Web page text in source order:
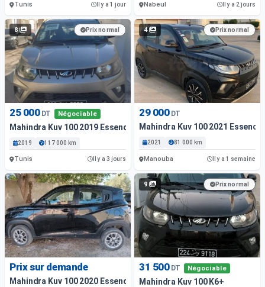
Tunis Il y a 1 jour Nabeul Il y a 2 jours
8 Prix normal
25 000 DT Négociable
Mahindra Kuv 100 2019 Essence
2019 117 000 km
Tunis Il y a 3 jours
4 Prix normal
29 000 DT
Mahindra Kuv 100 2021 Essence
2021 81 000 km
Manouba Il y a 1 semaine
Prix sur demande
Mahindra Kuv 100 2020 Essence
9 Prix normal
31 500 DT Négociable
Mahindra Kuv 100 K6+